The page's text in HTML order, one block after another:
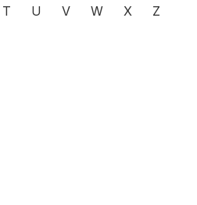
T U V W X Z